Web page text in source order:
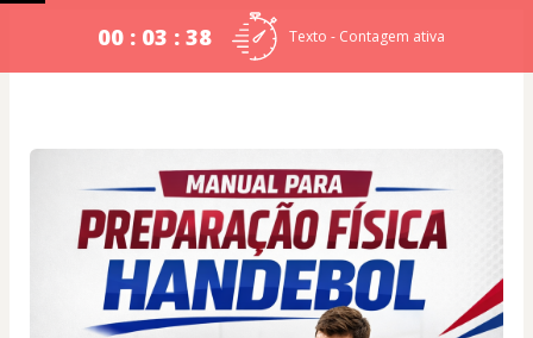
00 : 03 : 38 Texto - Contagem ativa